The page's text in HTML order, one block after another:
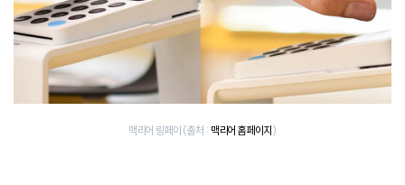
맥리어 링페이 (출처 : 맥리어 홈페이지 )